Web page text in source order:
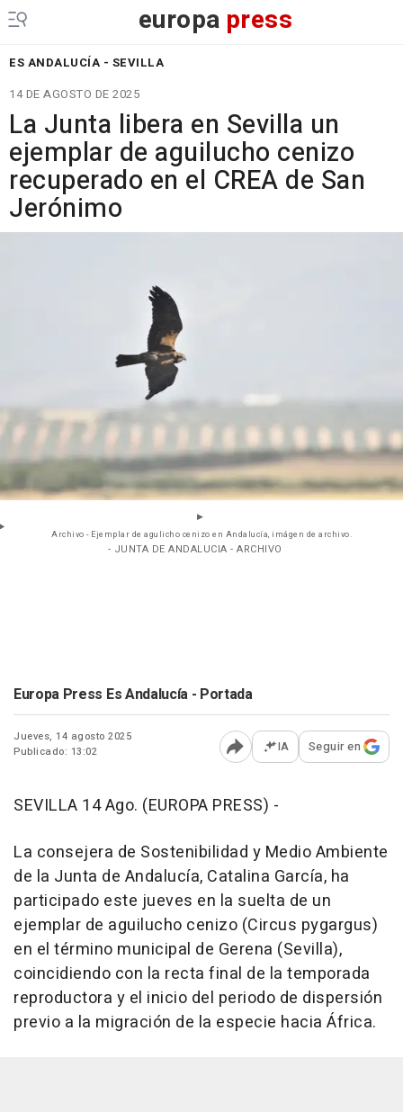
europa press
ES ANDALUCÍA - SEVILLA
14 DE AGOSTO DE 2025
La Junta libera en Sevilla un
ejemplar de aguilucho cenizo
recuperado en el CREA de San
Jerónimo
Archivo - Ejemplar de agulicho cenizo en Andalucía, imágen de archivo.
- JUNTA DE ANDALUCIA - ARCHIVO
Europa Press Es Andalucía - Portada
Jueves, 14 agosto 2025
Publicado: 13:02
Abrir opciones para
IA Seguir en
SEVILLA 14 Ago. (EUROPA PRESS) -
La consejera de Sostenibilidad y Medio Ambiente
de la Junta de Andalucía, Catalina García, ha
participado este jueves en la suelta de un
ejemplar de aguilucho cenizo (Circus pygargus)
en el término municipal de Gerena (Sevilla),
coincidiendo con la recta final de la temporada
reproductora y el inicio del periodo de dispersión
previo a la migración de la especie hacia África.